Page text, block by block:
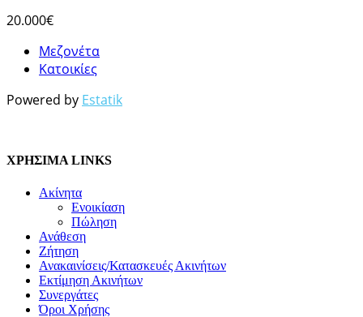
20.000€
Μεζονέτα
Κατοικίες
Powered by Estatik
ΧΡΗΣΙΜΑ LINKS
Ακίνητα
Ενοικίαση
Πώληση
Ανάθεση
Ζήτηση
Ανακαινίσεις/Κατασκευές Ακινήτων
Εκτίμηση Ακινήτων
Συνεργάτες
Όροι Χρήσης